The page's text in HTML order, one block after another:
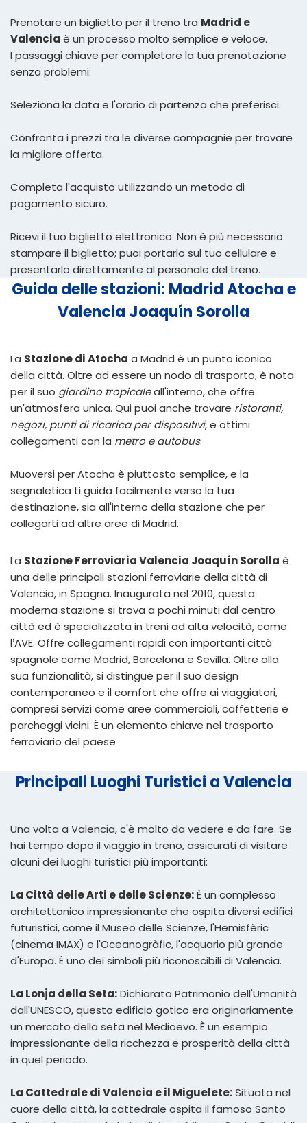
Prenotare un biglietto per il treno tra Madrid e
Valencia è un processo molto semplice e veloce.
I passaggi chiave per completare la tua prenotazione
senza problemi:
Seleziona la data e l'orario di partenza che preferisci.
Confronta i prezzi tra le diverse compagnie per trovare
la migliore offerta.
Completa l'acquisto utilizzando un metodo di
pagamento sicuro.
Ricevi il tuo biglietto elettronico. Non è più necessario
stampare il biglietto; puoi portarlo sul tuo cellulare e
presentarlo direttamente al personale del treno.
Guida delle stazioni: Madrid Atocha e
Valencia Joaquín Sorolla
La Stazione di Atocha a Madrid è un punto iconico
della città. Oltre ad essere un nodo di trasporto, è nota
per il suo giardino tropicaleall'interno, che offre
un'atmosfera unica. Qui puoi anche trovare ristoranti,
negozi, punti di ricarica per dispositivi, e ottimi
collegamenti con la metro e autobus.
Muoversi per Atocha è piuttosto semplice, e la
segnaletica ti guida facilmente verso la tua
destinazione, sia all'interno della stazione che per
collegarti ad altre aree di Madrid.
La Stazione Ferroviaria Valencia Joaquín Sorolla è
una delle principali stazioni ferroviarie della città di
Valencia, in Spagna. Inaugurata nel 2010, questa
moderna stazione si trova a pochi minuti dal centro
città ed è specializzata in treni ad alta velocità, come
l’AVE. Offre collegamenti rapidi con importanti città
spagnole come Madrid, Barcelona e Sevilla. Oltre alla
sua funzionalità, si distingue per il suo design
contemporaneo e il comfort che offre ai viaggiatori,
compresi servizi come aree commerciali, caffetterie e
parcheggi vicini. È un elemento chiave nel trasporto
ferroviario del paese
Principali Luoghi Turistici a Valencia
Una volta a Valencia, c'è molto da vedere e da fare. Se
hai tempo dopo il viaggio in treno, assicurati di visitare
alcuni dei luoghi turistici più importanti:
La Città delle Arti e delle Scienze:È un complesso
architettonico impressionante che ospita diversi edifici
futuristici, come il Museo delle Scienze, l'Hemisfèric
(cinema IMAX) e l'Oceanogràfic, l'acquario più grande
d'Europa. È uno dei simboli più riconoscibili di Valencia.
La Lonja della Seta:Dichiarato Patrimonio dell'Umanità
dall'UNESCO, questo edificio gotico era originariamente
un mercato della seta nel Medioevo. È un esempio
impressionante della ricchezza e prosperità della città
in quel periodo.
La Cattedrale di Valencia e il Miguelete:Situata nel
cuore della città, la cattedrale ospita il famoso Santo